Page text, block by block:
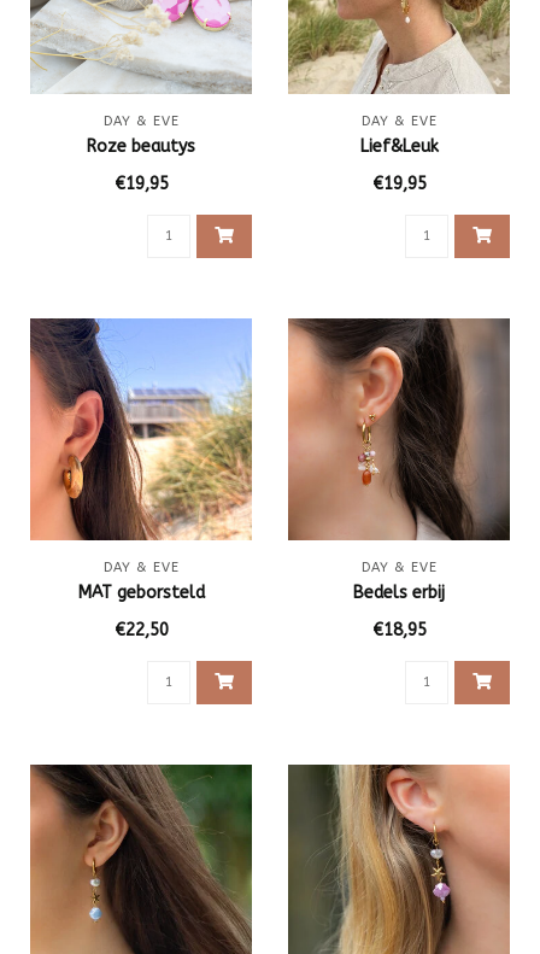
DAY & EVE
Roze beautys
€19,95
DAY & EVE
Lief&Leuk
€19,95
DAY & EVE
MAT geborsteld
€22,50
DAY & EVE
Bedels erbij
€18,95